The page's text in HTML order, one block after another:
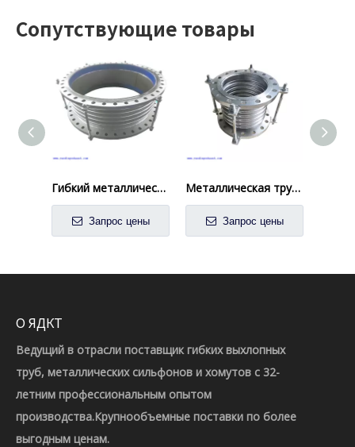
Сопутствующие товары
Гибкий металлический демонтаж из нержавеющей стали, а также цвет среза
Запрос цены
Металлическая трубная фитинга.
Запрос цены
О ЯДКТ
Ведущий в отрасли поставщик гибких выхлопных
труб, металлических сильфонов и хомутов с 32-
летним профессиональным опытом
производства.Крупнообъемные поставки по более
выгодным ценам.